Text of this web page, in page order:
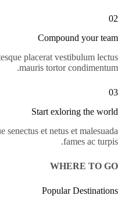
02
Compound your team
placerat vestibulum lectus
mauris tortor condimentum.
03
Start exloring the world
et netus et malesuada
fames ac turpis.
WHERE TO GO
Popular Destinations